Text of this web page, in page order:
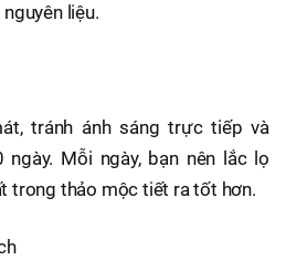
liệu.
tránh ánh sáng trực tiếp và
Mỗi ngày, bạn nên lắc lọ
trong thảo mộc tiết ra tốt hơn.